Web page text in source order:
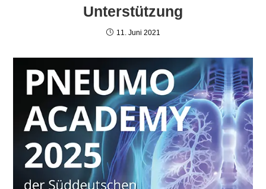
Unterstützung
11. Juni 2021